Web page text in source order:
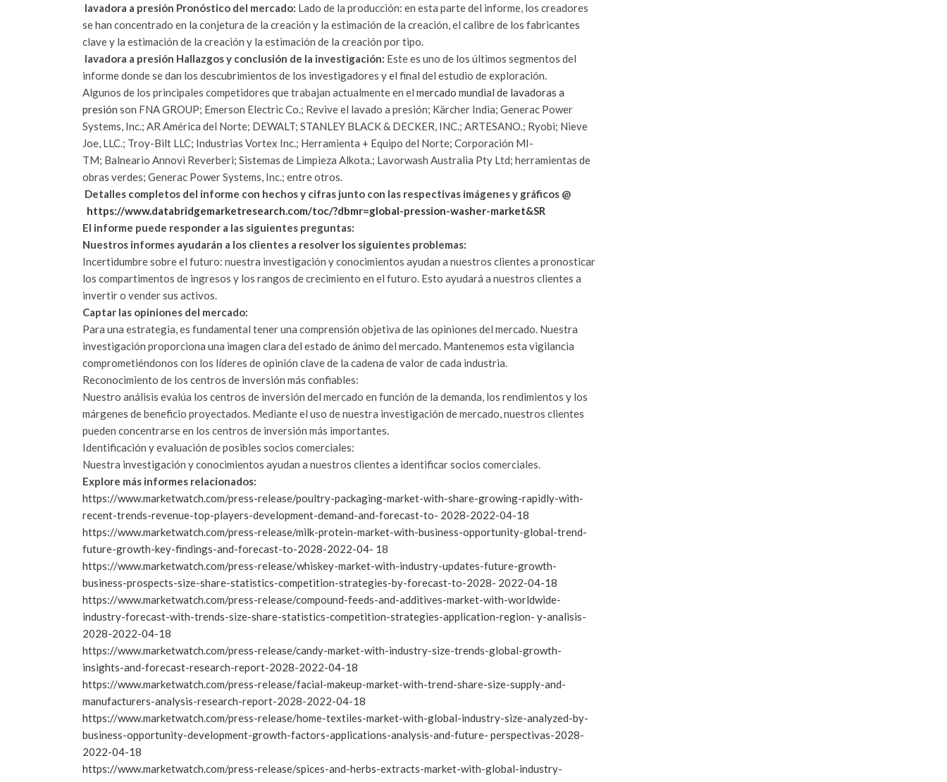
lavadora a presión Pronóstico del mercado: Lado de la producción: en esta parte del informe, los creadores
se han concentrado en la conjetura de la creación y la estimación de la creación, el calibre de los fabricantes
clave y la estimación de la creación y la estimación de la creación por tipo.
lavadora a presión Hallazgos y conclusión de la investigación: Este es uno de los últimos segmentos del
informe donde se dan los descubrimientos de los investigadores y el final del estudio de exploración.
Algunos de los principales competidores que trabajan actualmente en el mercado mundial de lavadoras a
presión son FNA GROUP; Emerson Electric Co.; Revive el lavado a presión; Kärcher India; Generac Power
Systems, Inc.; AR América del Norte; DEWALT; STANLEY BLACK & DECKER, INC.; ARTESANO.; Ryobi; Nieve
Joe, LLC.; Troy-Bilt LLC; Industrias Vortex Inc.; Herramienta + Equipo del Norte; Corporación MI-
TM; Balneario Annovi Reverberi; Sistemas de Limpieza Alkota.; Lavorwash Australia Pty Ltd; herramientas de
obras verdes; Generac Power Systems, Inc.; entre otros.
Detalles completos del informe con hechos y cifras junto con las respectivas imágenes y gráficos @
https://www.databridgemarketresearch.com/toc/?dbmr=global-pression-washer-market&SR
El informe puede responder a las siguientes preguntas:
Nuestros informes ayudarán a los clientes a resolver los siguientes problemas:
Incertidumbre sobre el futuro: nuestra investigación y conocimientos ayudan a nuestros clientes a pronosticar
los compartimentos de ingresos y los rangos de crecimiento en el futuro. Esto ayudará a nuestros clientes a
invertir o vender sus activos.
Captar las opiniones del mercado:
Para una estrategia, es fundamental tener una comprensión objetiva de las opiniones del mercado. Nuestra
investigación proporciona una imagen clara del estado de ánimo del mercado. Mantenemos esta vigilancia
comprometiéndonos con los líderes de opinión clave de la cadena de valor de cada industria.
Reconocimiento de los centros de inversión más confiables:
Nuestro análisis evalúa los centros de inversión del mercado en función de la demanda, los rendimientos y los
márgenes de beneficio proyectados. Mediante el uso de nuestra investigación de mercado, nuestros clientes
pueden concentrarse en los centros de inversión más importantes.
Identificación y evaluación de posibles socios comerciales:
Nuestra investigación y conocimientos ayudan a nuestros clientes a identificar socios comerciales.
Explore más informes relacionados:
https://www.marketwatch.com/press-release/poultry-packaging-market-with-share-growing-rapidly-with-
recent-trends-revenue-top-players-development-demand-and-forecast-to- 2028-2022-04-18
https://www.marketwatch.com/press-release/milk-protein-market-with-business-opportunity-global-trend-
future-growth-key-findings-and-forecast-to-2028-2022-04- 18
https://www.marketwatch.com/press-release/whiskey-market-with-industry-updates-future-growth-
business-prospects-size-share-statistics-competition-strategies-by-forecast-to-2028- 2022-04-18
https://www.marketwatch.com/press-release/compound-feeds-and-additives-market-with-worldwide-
industry-forecast-with-trends-size-share-statistics-competition-strategies-application-region- y-analisis-
2028-2022-04-18
https://www.marketwatch.com/press-release/candy-market-with-industry-size-trends-global-growth-
insights-and-forecast-research-report-2028-2022-04-18
https://www.marketwatch.com/press-release/facial-makeup-market-with-trend-share-size-supply-and-
manufacturers-analysis-research-report-2028-2022-04-18
https://www.marketwatch.com/press-release/home-textiles-market-with-global-industry-size-analyzed-by-
business-opportunity-development-growth-factors-applications-analysis-and-future- perspectivas-2028-
2022-04-18
https://www.marketwatch.com/press-release/spices-and-herbs-extracts-market-with-global-industry-